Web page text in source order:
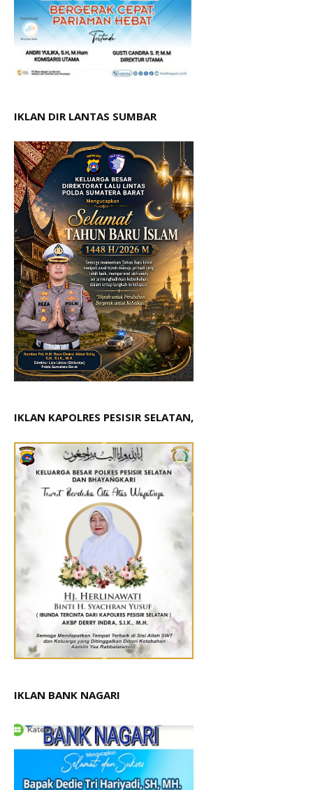
IKLAN DIR LANTAS SUMBAR
IKLAN KAPOLRES PESISIR SELATAN,
IKLAN BANK NAGARI